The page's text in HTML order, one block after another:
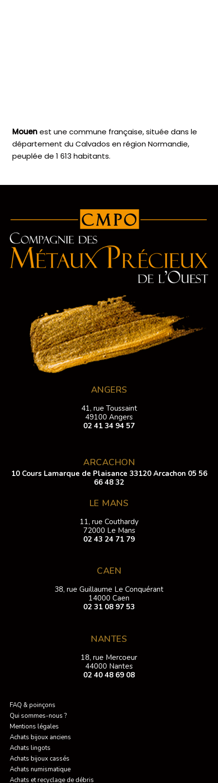
Mouenest une commune française, située dans le
département du Calvados en région Normandie,
peuplée de 1 613 habitants.
ANGERS
41, rue Toussaint
49100 Angers
02 41 34 94 57
ARCACHON
10 Cours Lamarque de Plaisance 33120 Arcachon 05 56
66 48 32
LE MANS
11, rue Couthardy
72000 Le Mans
02 43 24 71 79
CAEN
38, rue Guillaume Le Conquérant
14000 Caen
02 31 08 97 53
NANTES
18, rue Mercoeur
44000 Nantes
02 40 48 69 08
FAQ & poinçons
Qui sommes-nous ?
Mentions légales
Achats bijoux anciens
Achats lingots
Achats bijoux cassés
Achats numismatique
Achats et recyclage de débris